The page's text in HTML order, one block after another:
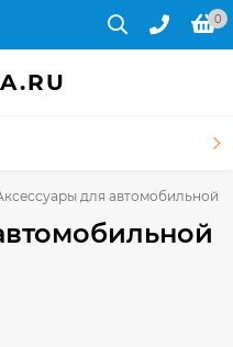
0
для автомобильной